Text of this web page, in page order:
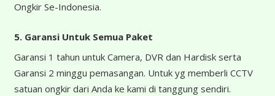
Ongkir Se-Indonesia.
5. Garansi Untuk Semua Paket
Garansi 1 tahun untuk Camera, DVR dan Hardisk serta
Garansi 2 minggu pemasangan. Untuk yg memberli CCTV
satuan ongkir dari Anda ke kami di tanggung sendiri.